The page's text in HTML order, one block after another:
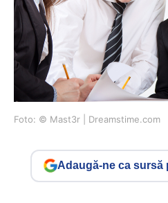
Foto: © Mast3r | Dreamstime.com
Adaugă-ne ca sursă